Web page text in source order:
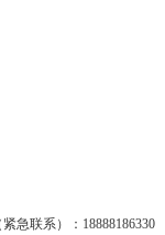
急联系）：18888186330